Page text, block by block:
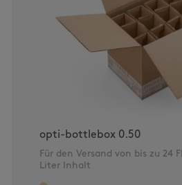
opti-bottlebox 0.50
Für den Versand von bis zu 24
Liter Inhalt